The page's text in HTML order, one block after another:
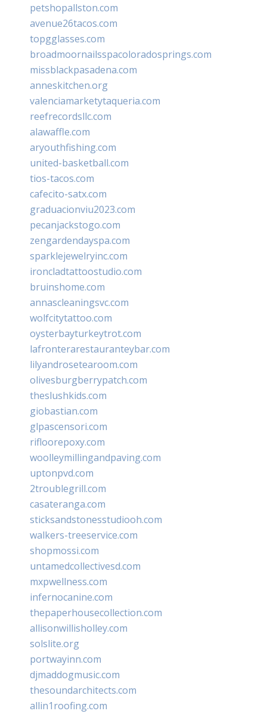
petshopallston.com
avenue26tacos.com
topgglasses.com
broadmoornailsspacoloradosprings.com
missblackpasadena.com
anneskitchen.org
valenciamarketytaqueria.com
reefrecordsllc.com
alawaffle.com
aryouthfishing.com
united-basketball.com
tios-tacos.com
cafecito-satx.com
graduacionviu2023.com
pecanjackstogo.com
zengardendayspa.com
sparklejewelryinc.com
ironcladtattoostudio.com
bruinshome.com
annascleaningsvc.com
wolfcitytattoo.com
oysterbayturkeytrot.com
lafronterarestauranteybar.com
lilyandrosetearoom.com
olivesburgberrypatch.com
theslushkids.com
giobastian.com
glpascensori.com
rifloorepoxy.com
woolleymillingandpaving.com
uptonpvd.com
2troublegrill.com
casateranga.com
sticksandstonesstudiooh.com
walkers-treeservice.com
shopmossi.com
untamedcollectivesd.com
mxpwellness.com
infernocanine.com
thepaperhousecollection.com
allisonwillisholley.com
solslite.org
portwayinn.com
djmaddogmusic.com
thesoundarchitects.com
allin1roofing.com